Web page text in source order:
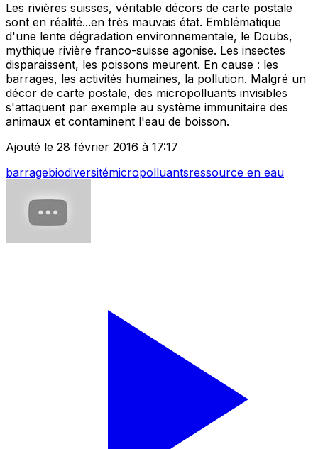
Les rivières suisses, véritable décors de carte postale
sont en réalité...en très mauvais état. Emblématique
d'une lente dégradation environnementale, le Doubs,
mythique rivière franco-suisse agonise. Les insectes
disparaissent, les poissons meurent. En cause : les
barrages, les activités humaines, la pollution. Malgré un
décor de carte postale, des micropolluants invisibles
s'attaquent par exemple au système immunitaire des
animaux et contaminent l'eau de boisson.
Ajouté le 28 février 2016 à 17:17
barragebiodiversitémicropolluantsressource en eau